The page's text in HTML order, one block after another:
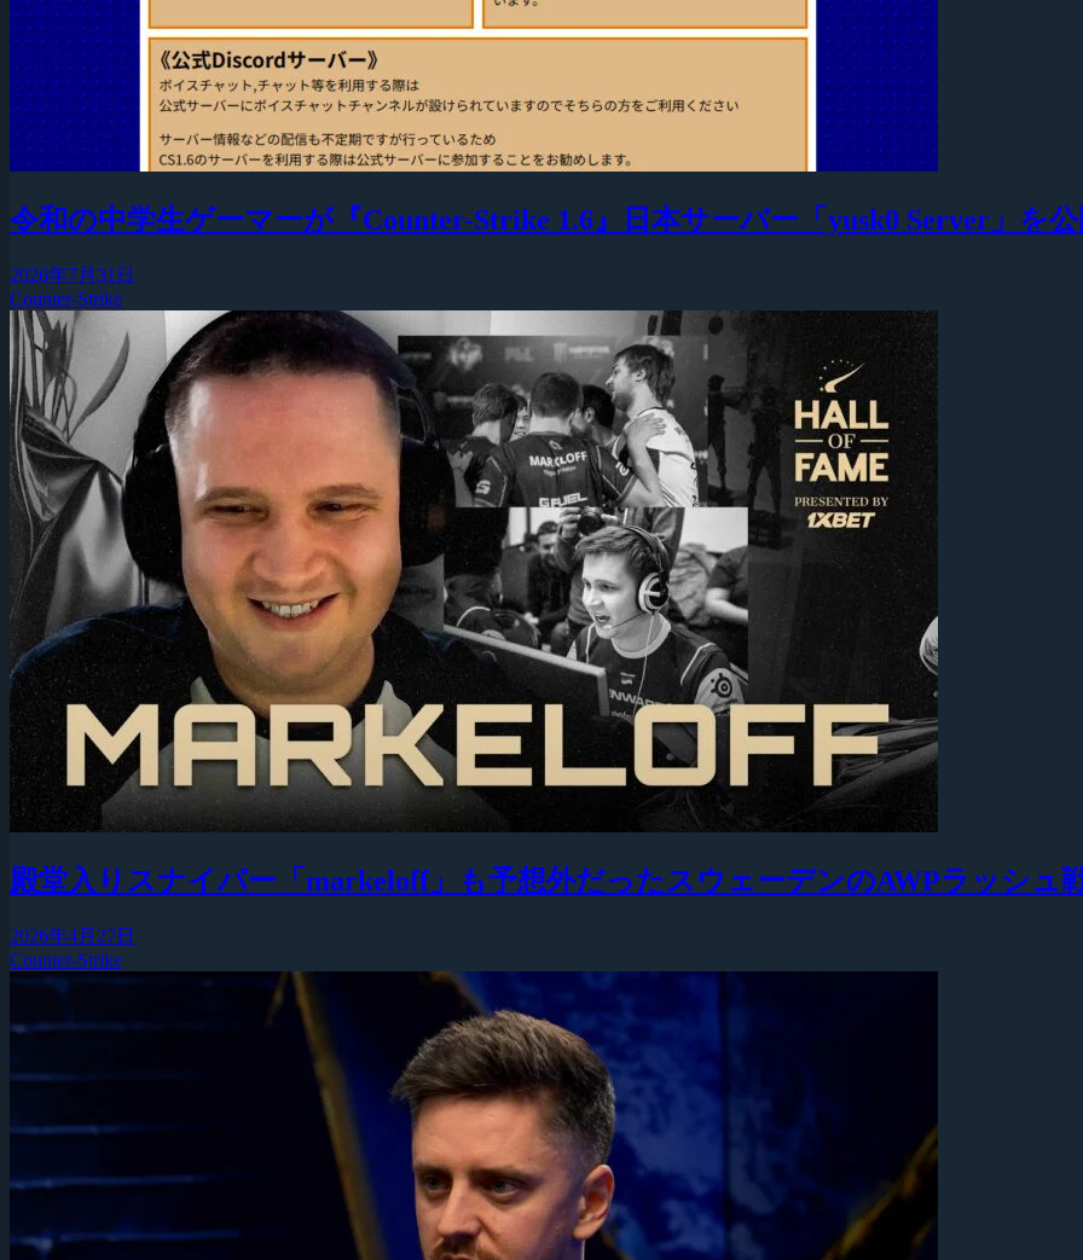
令和の中学生ゲーマーが『Counter-Strike 1.6』日本サーバー「yusk0 Server」を
2026年7月31日
Counter-Strike
殿堂入りスナイパー「markeloff」も予想外だったスウェーデンのAWPラッシュ
2026年4月27日
Counter-Strike